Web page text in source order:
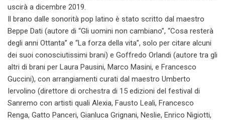
uscirà a dicembre 2019.
Il brano dalle sonorità pop latino è stato scritto dal maestro
Beppe Dati (autore di “Gli uomini non cambiano”, “Cosa resterà
degli anni Ottanta” e “La forza della vita”, solo per citare alcuni
dei suoi conosciutissimi brani) e Goffredo Orlandi (autore tra gli
altri di brani per Laura Pausini, Marco Masini, e Francesco
Guccini), con arrangiamenti curati dal maestro Umberto
Iervolino (direttore di orchestra di 15 edizioni del festival di
Sanremo con artisti quali Alexia, Fausto Leali, Francesco
Renga, Gatto Panceri, Gianluca Grignani, Neslie, Enrico Nigiotti,